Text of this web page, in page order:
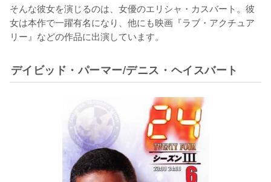
そんな彼女を演じるのは、女優のエリシャ・カスバート。彼
女は本作で一躍有名になり、他にも映画『ラブ・アクチュア
リー』などの作品に出演しています。
デイビッド・パーマー/デニス・ヘイスバート